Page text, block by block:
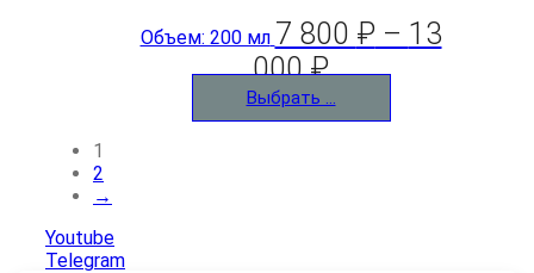
Объем: 200 мл 7 800 ₽ – 13
000₽
Выбрать ...
1
2
→
Youtube
Telegram